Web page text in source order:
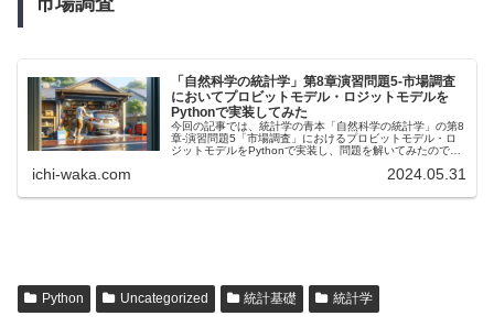
「自然科学の統計学」第8章演習問題5-市場調査
においてプロビットモデル・ロジットモデルを
Pythonで実装してみた
今回の記事では、統計学の青本「自然科学の統計学」の第8
章-演習問題5「市場調査」におけるプロビットモデル・ロ
ジットモデルをPythonで実装し、問題を解いてみたのでそ
デル・ロジットモデルはformula内の目的変数・説明変数を
ひご活用ください！
ichi-waka.com 2024.05.31
Python Uncategorized 統計基礎 統計学